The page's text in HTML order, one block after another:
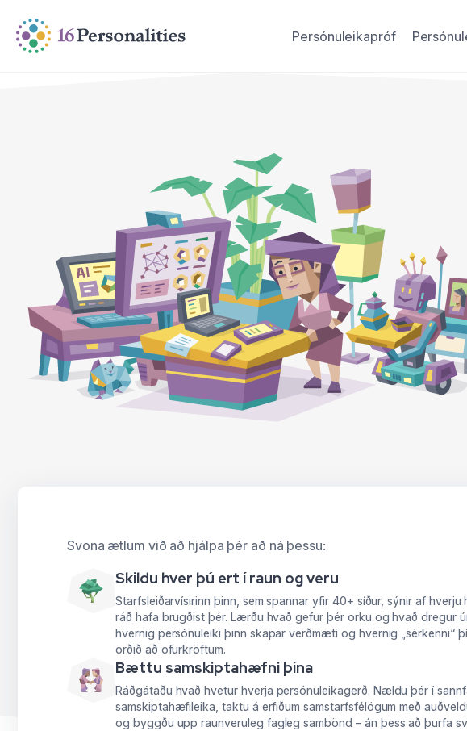
Fara beint í aðgengisvalkosti
Persónuleikapróf
Svona ætlum við að hjálpa þér að ná þessu:
Skildu hver þú ert í raun og veru
Starfsleiðarvísirinn þinn, sem spannar yfir 40+ síður, sýnir af hverju
ráð hafa brugðist þér. Lærðu hvað gefur þér orku og hvað dregur
hvernig persónuleiki þinn skapar verðmæti og hvernig „sérkenni“
orðið að ofurkröftum.
Bættu samskiptahæfni þína
Ráðgátaðu hvað hvetur hverja persónuleikagerð. Nældu þér í
samskiptahæfileika, taktu á erfiðum samstarfsfélögum með
og byggðu upp raunveruleg fagleg sambönd – án þess að þurfa